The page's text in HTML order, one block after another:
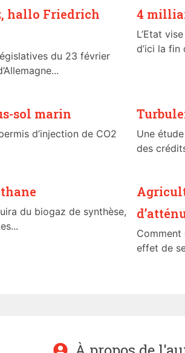
hallo Friedrich
du 23 février
4
L’Etat
d’ici la fin
sol marin
d’injection de CO2
Une
des
du biogaz de synthèse,
Comment
effet de